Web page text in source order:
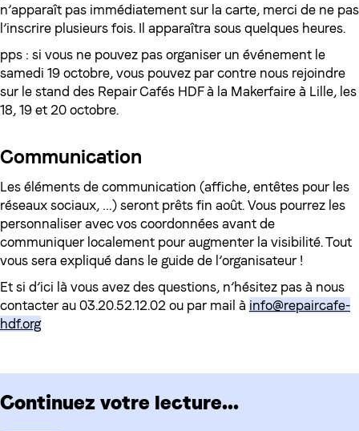
n’apparaît pas immédiatement sur la carte, merci de ne pas
l’inscrire plusieurs fois. Il apparaîtra sous quelques heures.
pps : si vous ne pouvez pas organiser un événement le
samedi 19 octobre, vous pouvez par contre nous rejoindre
sur le stand des Repair Cafés HDF à la Makerfaire à Lille, les
18, 19 et 20 octobre.
Communication
Les éléments de communication (affiche, entêtes pour les
réseaux sociaux, …) seront prêts fin août. Vous pourrez les
personnaliser avec vos coordonnées avant de
communiquer localement pour augmenter la visibilité. Tout
vous sera expliqué dans le guide de l’organisateur !
Et si d’ici là vous avez des questions, n’hésitez pas à nous
contacter au 03.20.52.12.02 ou par mail à info@repaircafe-
hdf.org
Continuez votre lecture...